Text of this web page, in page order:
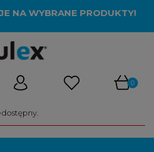
NA WYBRANE PRODUKTY!